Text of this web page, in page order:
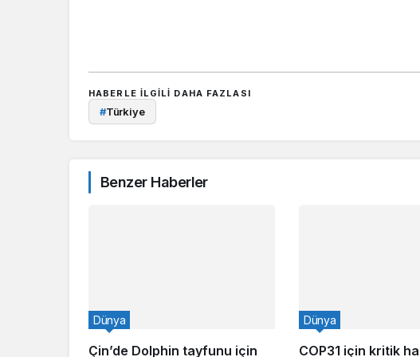
HABERLE ILGILI DAHA FAZLASI
#Türkiye
Benzer Haberler
Çin’de Dolphin tayfunu için
Dünya
COP31 için kritik
Dünya